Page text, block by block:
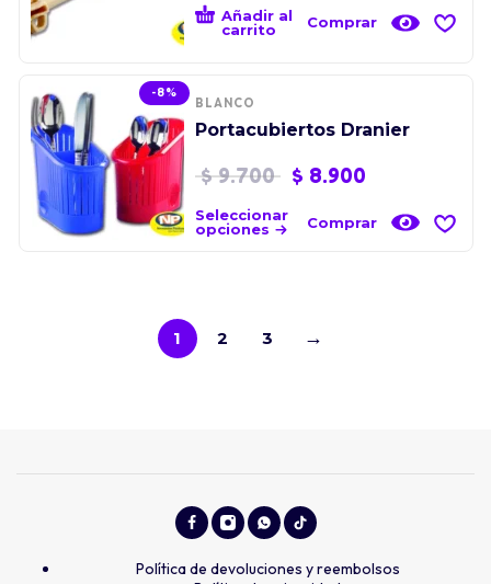
Añadir al
carrito
Comprar
-8%
BLANCO
Portacubiertos Dranier
$9.700 $ 8.900
Seleccionar
opciones
Comprar
1 2 3 →
Política de devoluciones y reembolsos